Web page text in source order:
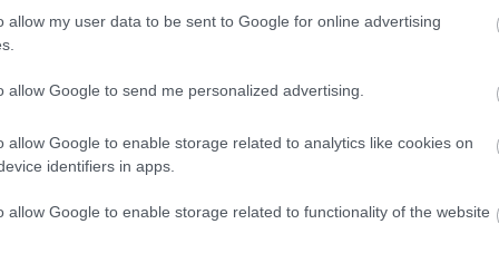
allow my user data to be sent to Google for online advertising
allow Google to send me personalized advertising.
allow Google to enable storage related to analytics like cookies on
identifiers in apps.
allow Google to enable storage related to functionality of the website
Vastag Tamása Kölyök bőrébe bújik.
Edit, Erdőhegyi Brigitta, Pajor Noémi